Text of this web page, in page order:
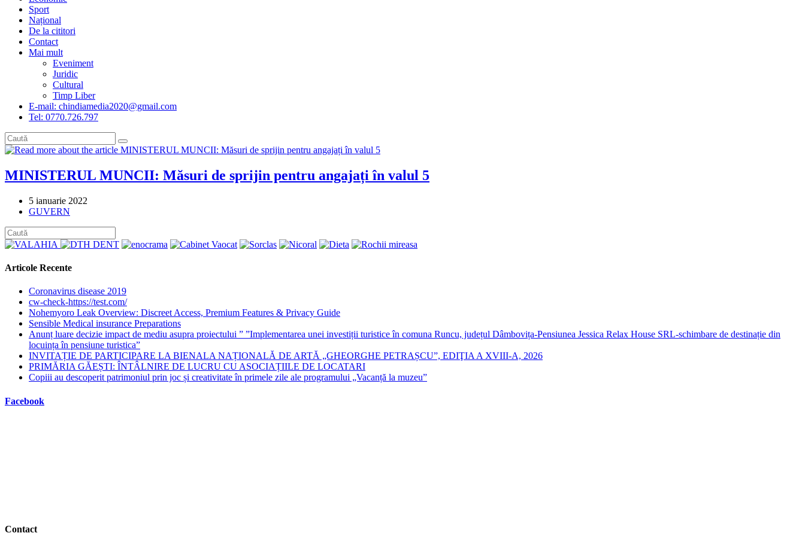
Sport
Național
De la cititori
Contact
Mai mult
Eveniment
Juridic
Cultural
Timp Liber
E-mail: chindiamedia2020@gmail.com
Tel: 0770.726.797
MINISTERUL MUNCII: Măsuri de sprijin pentru angajați în valul 5
Post
published:
5 ianuarie 2022
Post
GUVERN
Articole Recente
Coronavirus disease 2019
cw-check-https://test.com/
Nohemyoro Leak Overview: Discreet Access, Premium Features & Privacy Guide
Sensible Medical insurance Preparations
Anunț luare decizie impact de mediu asupra proiectului ” ”Implementarea unei investiții turistice în comuna Runcu, județul Dâmbovița-Pensiunea Jessica Relax House SRL-schimbare de destinație din
locuința în pensiune turistica”
INVITAȚIE DE PARTICIPARE LA BIENALA NAȚIONALĂ DE ARTĂ „GHEORGHE PETRAȘCU”, EDIŢIA A XVIII-A, 2026
PRIMĂRIA GĂEȘTI: ÎNTÂLNIRE DE LUCRU CU ASOCIAȚIILE DE LOCATARI
Copiii au descoperit patrimoniul prin joc și creativitate în primele zile ale programului „Vacanță la muzeu”
Facebook
Contact